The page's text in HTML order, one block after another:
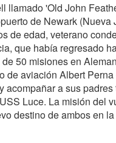
llamado 'Old John
de Newark
de edad, veterano
que había regresado
50 misiones en
de aviación Albert
a sus
Luce. La misión del
destino de ambos en